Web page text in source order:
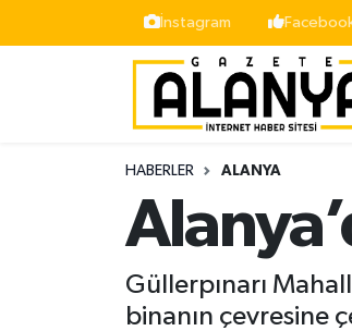
İnstagram
HABERLER ALANYA
Güllerpınarı
binanın çevresine
Siyaset
İstanbul Nöbetçi Eczaneler
İstanbul Hava Durumu
Süper Lig Puan Durumu ve Fikstür
Tüm Manşetler